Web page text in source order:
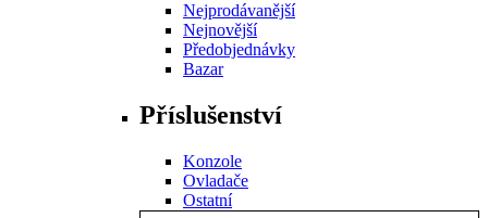
Nejprodávanější
Nejnovější
Předobjednávky
Bazar
Příslušenství
Konzole
Ovladače
Ostatní